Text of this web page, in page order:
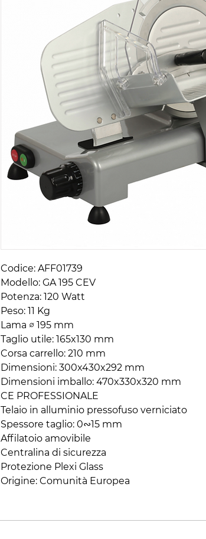
Codice: AFF01739
Modello: GA 195 CEV
Potenza: 120 Watt
Peso: 11 Kg
Lama ∅ 195 mm
Taglio utile: 165x130 mm
Corsa carrello: 210 mm
Dimensioni: 300x430x292 mm
Dimensioni imballo: 470x330x320 mm
CE PROFESSIONALE
Telaio in alluminio pressofuso verniciato
Spessore taglio: 0∾15 mm
Affilatoio amovibile
Centralina di sicurezza
Protezione Plexi Glass
Origine: Comunità Europea